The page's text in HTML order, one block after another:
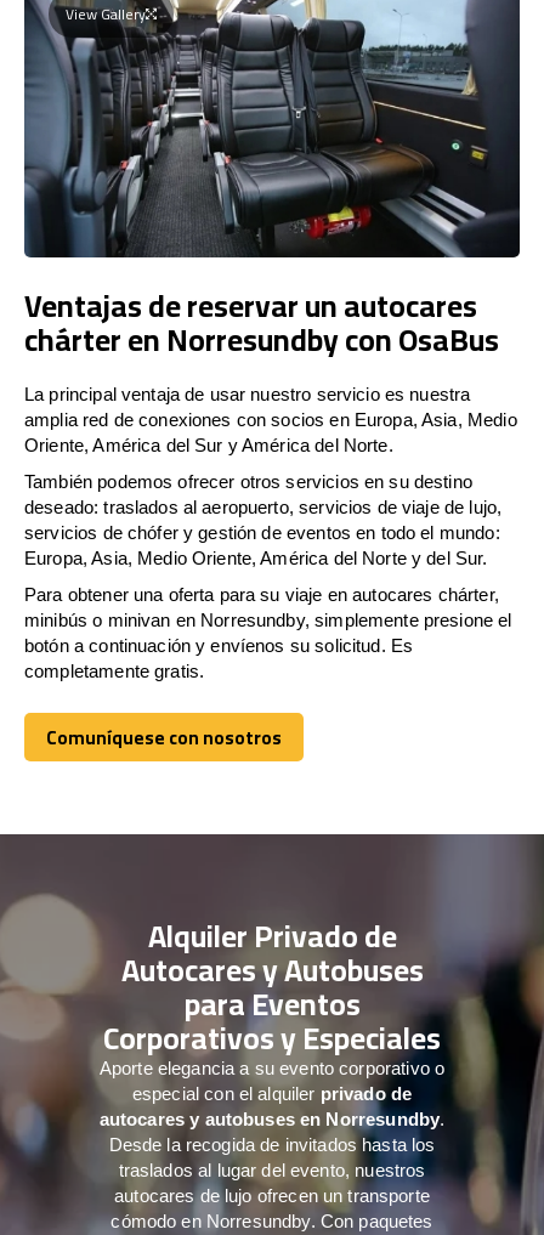
View Gallery
Ventajas de reservar un autocares
chárter en Norresundby con OsaBus
La principal ventaja de usar nuestro servicio es nuestra
amplia red de conexiones con socios en Europa, Asia, Medio
Oriente, América del Sur y América del Norte.
También podemos ofrecer otros servicios en su destino
deseado: traslados al aeropuerto, servicios de viaje de lujo,
servicios de chófer y gestión de eventos en todo el mundo:
Europa, Asia, Medio Oriente, América del Norte y del Sur.
Para obtener una oferta para su viaje en autocares chárter,
minibús o minivan en Norresundby, simplemente presione el
botón a continuación y envíenos su solicitud. Es
completamente gratis.
Comuníquese con nosotros
Comuníquese con nosotros
Alquiler Privado de
Autocares y Autobuses
para Eventos
Corporativos y Especiales
Aporte elegancia a su evento corporativo o
especial con el alquiler privado de
autocares y autobuses en Norresundby.
Desde la recogida de invitados hasta los
traslados al lugar del evento, nuestros
autocares de lujo ofrecen un transporte
cómodo en Norresundby. Con paquetes